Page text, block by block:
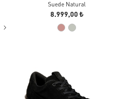
Suede Natural
8.999,00 ₺